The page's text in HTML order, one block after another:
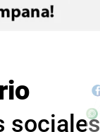
sociales